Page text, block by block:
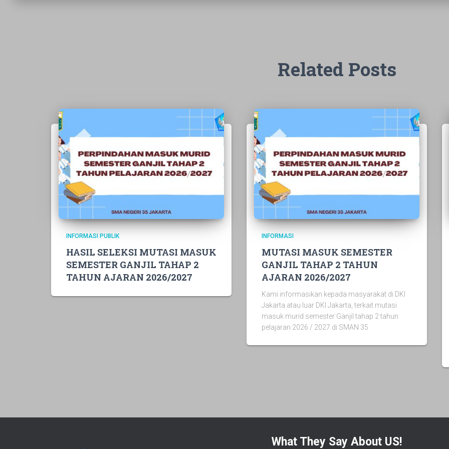
Related Posts
INFORMASI PUBLIK
HASIL SELEKSI MUTASI MASUK
SEMESTER GANJIL TAHAP 2
TAHUN AJARAN 2026/2027
INFORMASI
MUTASI MASUK SEMESTER
GANJIL TAHAP 2 TAHUN
AJARAN 2026/2027
Kami informasikan kepada masyarakat di DKI
Jakarta atau luar DKI Jakarta, terkait mutasi
masuk murid semester Ganjil tahap 2 tahun
pelajaran 2026 / 2027 di SMAN 35
What They Say About US!